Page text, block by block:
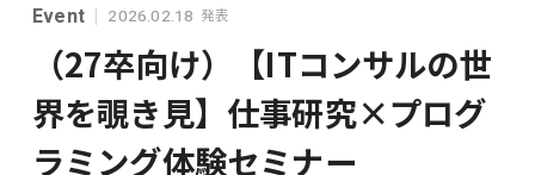
Event 2026.02.18 発表
（27卒向け）【ITコンサルの世
界を覗き見】仕事研究×プログ
ラミング体験セミナー